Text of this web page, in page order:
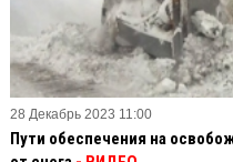
28 Декабрь 2023 11:00
Пути обеспечения на